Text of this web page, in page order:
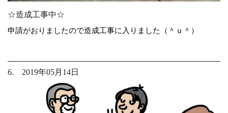
☆造成工事中☆
申請がおりましたので造成工事に入りました（＾ｕ＾）
6. 2019年05月14日